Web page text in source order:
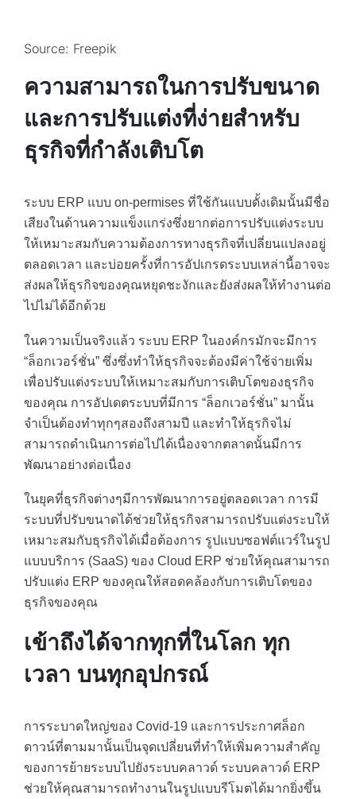
Source: Freepik
ความสามารถในการปรับขนาด
และการปรับแต่งที่ง่ายสำหรับ
ธุรกิจที่กำลังเติบโต
ระบบ ERP แบบ on-permises ที่ใช้กันแบบดั้งเดิมนั้นมีชื่อ
เสียงในด้านความแข็งแกร่งซึ่งยากต่อการปรับแต่งระบบ
ให้เหมาะสมกับความต้องการทางธุรกิจที่เปลี่ยนแปลงอยู่
ตลอดเวลา และบ่อยครั้งที่การอัปเกรดระบบเหล่านี้อาจจะ
ส่งผลให้ธุรกิจของคุณหยุดชะงักและยังส่งผลให้ทำงานต่อ
ไปไม่ได้อีกด้วย
ในความเป็นจริงแล้ว ระบบ ERP ในองค์กรมักจะมีการ
“ล็อกเวอร์ชั่น” ซึ่งซึ่งทำให้ธุรกิจจะต้องมีค่าใช้จ่ายเพิ่ม
เพื่อปรับแต่งระบบให้เหมาะสมกับการเติบโตของธุรกิจ
ของคุณ การอัปเดตระบบที่มีการ “ล็อกเวอร์ชั่น” มานั้น
จำเป็นต้องทำทุกๆสองถึงสามปี และทำให้ธุรกิจไม่
สามารถดำเนินการต่อไปได้เนื่องจากตลาดนั้นมีการ
พัฒนาอย่างต่อเนื่อง
ในยุคที่ธุรกิจต่างๆมีการพัฒนาการอยู่ตลอดเวลา การมี
ระบบที่ปรับขนาดได้ช่วยให้ธุรกิจสามารถปรับแต่งระบให้
เหมาะสมกับธุรกิจได้เมื่อต้องการ รูปแบบซอฟต์แวร์ในรูป
แบบบริการ (SaaS) ของ Cloud ERP ช่วยให้คุณสามารถ
ปรับแต่ง ERP ของคุณให้สอดคล้องกับการเติบโตของ
ธุรกิจของคุณ
เข้าถึงได้จากทุกที่ในโลก ทุก
เวลา บนทุกอุปกรณ์
การระบาดใหญ่ของ Covid-19 และการประกาศล็อก
ดาวน์ที่ตามมานั้นเป็นจุดเปลี่ยนที่ทำให้เพิ่มความสำคัญ
ของการย้ายระบบไปยังระบบคลาวด์ ระบบคลาวด์ ERP
ช่วยให้คุณสามารถทำงานในรูปแบบรีโมตได้มากยิ่งขึ้น